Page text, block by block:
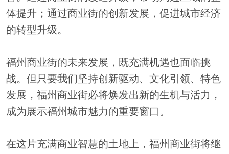
体提升；通过商业街的创新发展，促进城市经济
的转型升级。
福州商业街的未来发展，既充满机遇也面临挑
战。但只要我们坚持创新驱动、文化引领、特色
发展，福州商业街必将焕发出新的生机与活力，
成为展示福州城市魅力的重要窗口。
在这片充满商业智慧的土地上，福州商业街将继